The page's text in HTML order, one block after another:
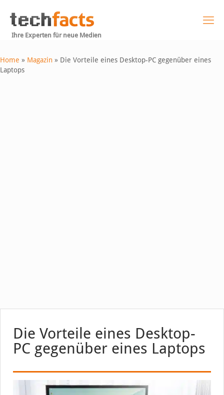
Ihre Experten für neue Medien
Home » Magazin » Die Vorteile eines Desktop-PC gegenüber eines
Laptops
Die Vorteile eines Desktop-
PC gegenüber eines Laptops